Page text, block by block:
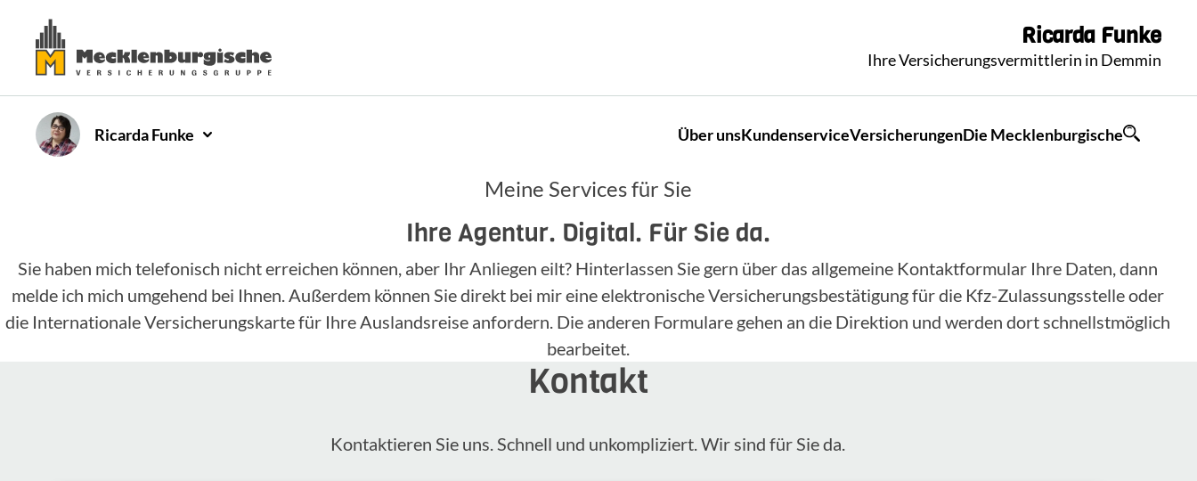
Ricarda Funke
Ihre Versicherungsvermittlerin in Demmin
RicardaFunke Über unsKundenserviceVersicherungenDie Mecklenburgische
Meine Services für Sie
Ihre Agentur. Digital. Für Sie da.
Sie haben mich telefonisch nicht erreichen können, aber Ihr Anliegen eilt? Hinterlassen Sie gern über das allgemeine Kontaktformular Ihre Daten, dann
melde ich mich umgehend bei Ihnen. Außerdem können Sie direkt bei mir eine elektronische Versicherungsbestätigung für die Kfz-Zulassungsstelle oder
die Internationale Versicherungskarte für Ihre Auslandsreise anfordern. Die anderen Formulare gehen an die Direktion und werden dort schnellstmöglich
bearbeitet.
Kontakt
Kontak­tieren Sie uns. Schnell und unkom­pli­ziert. Wir sind für Sie da.